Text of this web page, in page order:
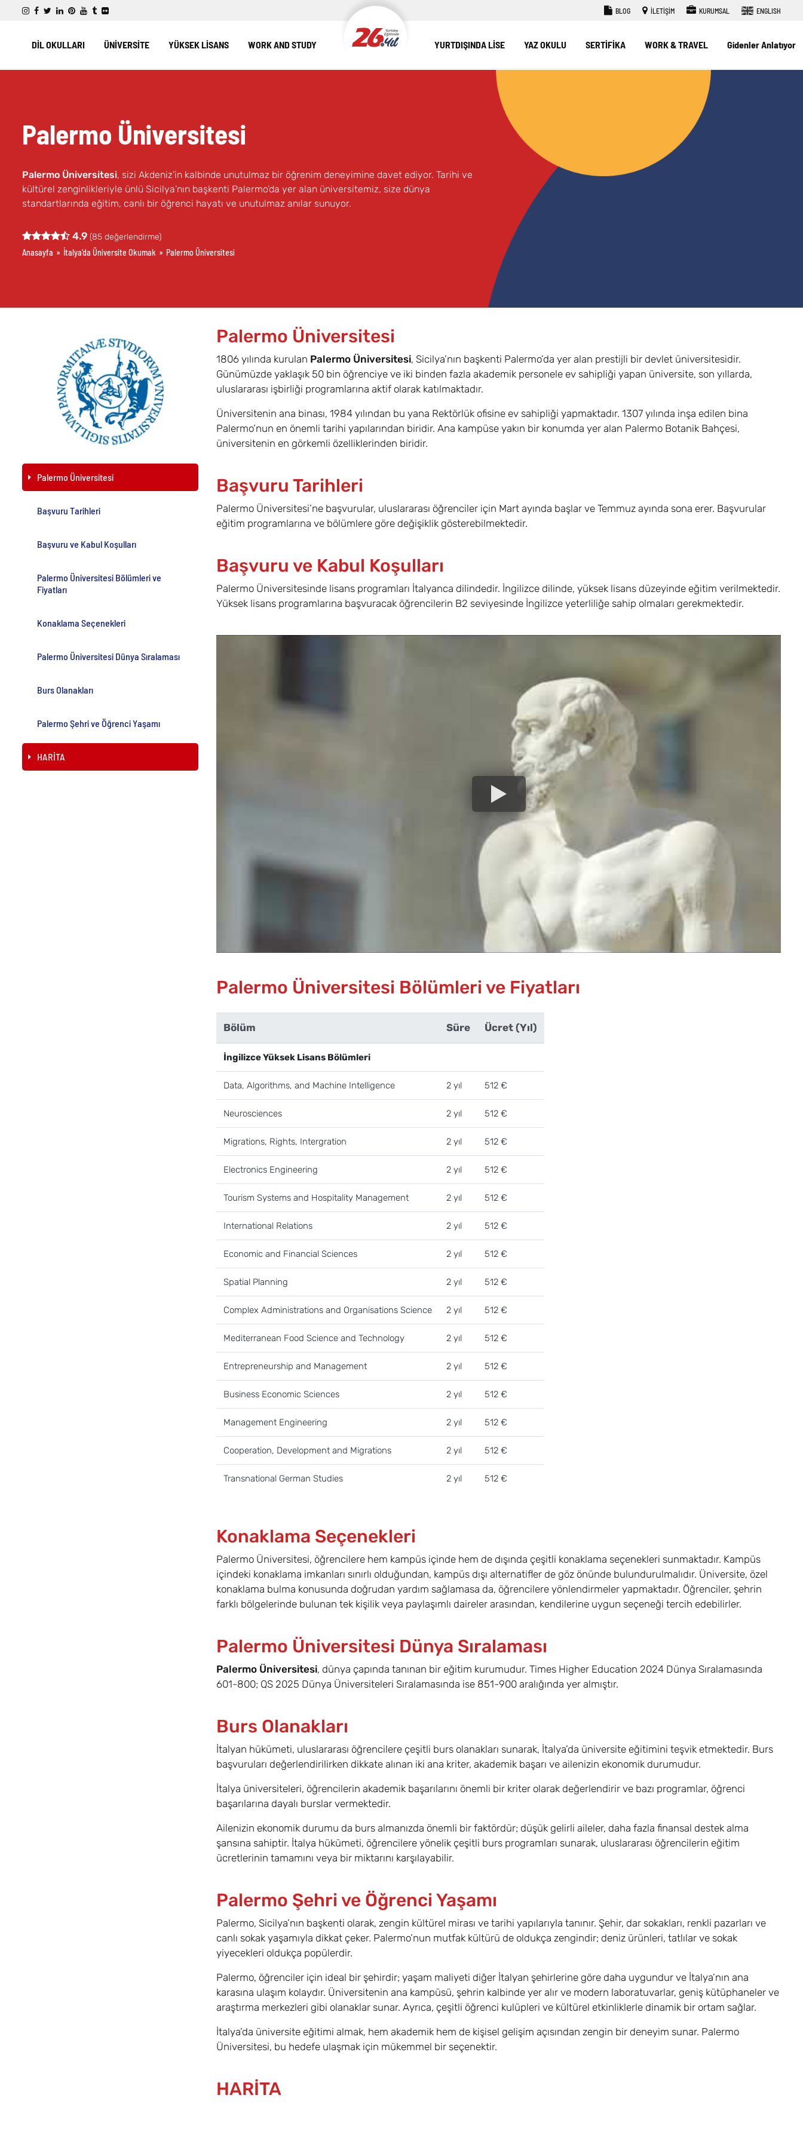
BLOG İLETİŞİM KURUMSAL ENGLISH
DİL OKULLARI ÜNİVERSİTE YÜKSEK LİSANS WORK AND STUDY YURTDIŞINDA LİSE YAZ OKULU SERTİFİKA WORK & TRAVEL Gidenler Anlatıyor
Palermo Üniversitesi
Palermo Üniversitesi, sizi Akdeniz’in kalbinde unutulmaz bir öğrenim deneyimine davet ediyor. Tarihi ve
kültürel zenginlikleriyle ünlü Sicilya’nın başkenti Palermo’da yer alan üniversitemiz, size dünya
standartlarında eğitim, canlı bir öğrenci hayatı ve unutulmaz anılar sunuyor.
4.9 (85 değerlendirme)
Anasayfa » İtalya’da Üniversite Okumak » Palermo Üniversitesi
Palermo Üniversitesi
Başvuru Tarihleri
Başvuru ve Kabul Koşulları
Palermo Üniversitesi Bölümleri ve
Fiyatları
Konaklama Seçenekleri
Palermo Üniversitesi Dünya Sıralaması
Burs Olanakları
Palermo Şehri ve Öğrenci Yaşamı
HARİTA
Palermo Üniversitesi
1806 yılında kurulan Palermo Üniversitesi, Sicilya’nın başkenti Palermo’da yer alan prestijli bir devlet üniversitesidir.
Günümüzde yaklaşık 50 bin öğrenciye ve iki binden fazla akademik personele ev sahipliği yapan üniversite, son yıllarda,
uluslararası işbirliği programlarına aktif olarak katılmaktadır.
Üniversitenin ana binası, 1984 yılından bu yana Rektörlük ofisine ev sahipliği yapmaktadır. 1307 yılında inşa edilen bina
Palermo’nun en önemli tarihi yapılarından biridir. Ana kampüse yakın bir konumda yer alan Palermo Botanik Bahçesi,
üniversitenin en görkemli özelliklerinden biridir.
Başvuru Tarihleri
Palermo Üniversitesi’ne başvurular, uluslararası öğrenciler için Mart ayında başlar ve Temmuz ayında sona erer. Başvurular
eğitim programlarına ve bölümlere göre değişiklik gösterebilmektedir.
Başvuru ve Kabul Koşulları
Palermo Üniversitesinde lisans programları İtalyanca dilindedir. İngilizce dilinde, yüksek lisans düzeyinde eğitim verilmektedir.
Yüksek lisans programlarına başvuracak öğrencilerin B2 seviyesinde İngilizce yeterliliğe sahip olmaları gerekmektedir.
Palermo Üniversitesi Bölümleri ve Fiyatları
Bölüm Süre Ücret (Yıl)
İngilizce Yüksek Lisans Bölümleri
Data, Algorithms, and Machine Intelligence 2 yıl 512 €
Neurosciences 2 yıl 512 €
Migrations, Rights, Intergration 2 yıl 512 €
Electronics Engineering 2 yıl 512 €
Tourism Systems and Hospitality Management 2 yıl 512 €
International Relations 2 yıl 512 €
Economic and Financial Sciences 2 yıl 512 €
Spatial Planning 2 yıl 512 €
Complex Administrations and Organisations Science 2 yıl 512 €
Mediterranean Food Science and Technology 2 yıl 512 €
Entrepreneurship and Management 2 yıl 512 €
Business Economic Sciences 2 yıl 512 €
Management Engineering 2 yıl 512 €
Cooperation, Development and Migrations 2 yıl 512 €
Transnational German Studies 2 yıl 512 €
Konaklama Seçenekleri
Palermo Üniversitesi, öğrencilere hem kampüs içinde hem de dışında çeşitli konaklama seçenekleri sunmaktadır. Kampüs
içindeki konaklama imkanları sınırlı olduğundan, kampüs dışı alternatifler de göz önünde bulundurulmalıdır. Üniversite, özel
konaklama bulma konusunda doğrudan yardım sağlamasa da, öğrencilere yönlendirmeler yapmaktadır. Öğrenciler, şehrin
farklı bölgelerinde bulunan tek kişilik veya paylaşımlı daireler arasından, kendilerine uygun seçeneği tercih edebilirler.
Palermo Üniversitesi Dünya Sıralaması
Palermo Üniversitesi, dünya çapında tanınan bir eğitim kurumudur. Times Higher Education 2024 Dünya Sıralamasında
601-800; QS 2025 Dünya Üniversiteleri Sıralamasında ise 851-900 aralığında yer almıştır.
Burs Olanakları
İtalyan hükümeti, uluslararası öğrencilere çeşitli burs olanakları sunarak, İtalya’da üniversite eğitimini teşvik etmektedir. Burs
başvuruları değerlendirilirken dikkate alınan iki ana kriter, akademik başarı ve ailenizin ekonomik durumudur.
İtalya üniversiteleri, öğrencilerin akademik başarılarını önemli bir kriter olarak değerlendirir ve bazı programlar, öğrenci
başarılarına dayalı burslar vermektedir.
Ailenizin ekonomik durumu da burs almanızda önemli bir faktördür; düşük gelirli aileler, daha fazla finansal destek alma
şansına sahiptir. İtalya hükümeti, öğrencilere yönelik çeşitli burs programları sunarak, uluslararası öğrencilerin eğitim
ücretlerinin tamamını veya bir miktarını karşılayabilir.
Palermo Şehri ve Öğrenci Yaşamı
Palermo, Sicilya’nın başkenti olarak, zengin kültürel mirası ve tarihi yapılarıyla tanınır. Şehir, dar sokakları, renkli pazarları ve
canlı sokak yaşamıyla dikkat çeker. Palermo’nun mutfak kültürü de oldukça zengindir; deniz ürünleri, tatlılar ve sokak
yiyecekleri oldukça popülerdir.
Palermo, öğrenciler için ideal bir şehirdir; yaşam maliyeti diğer İtalyan şehirlerine göre daha uygundur ve İtalya’nın ana
karasına ulaşım kolaydır. Üniversitenin ana kampüsü, şehrin kalbinde yer alır ve modern laboratuvarlar, geniş kütüphaneler ve
araştırma merkezleri gibi olanaklar sunar. Ayrıca, çeşitli öğrenci kulüpleri ve kültürel etkinliklerle dinamik bir ortam sağlar.
İtalya’da üniversite eğitimi almak, hem akademik hem de kişisel gelişim açısından zengin bir deneyim sunar. Palermo
Üniversitesi, bu hedefe ulaşmak için mükemmel bir seçenektir.
HARİTA